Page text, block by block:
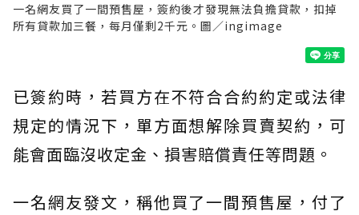
一名網友買了一間預售屋，簽約後才發現無法負擔貸款，扣掉
所有貸款加三餐，每月僅剩2千元。圖／ingimage
已簽約時，若買方在不符合合約約定或法律
規定的情況下，單方面想解除買賣契約，可
能會面臨沒收定金、損害賠償責任等問題。
一名網友發文，稱他買了一間預售屋，付了